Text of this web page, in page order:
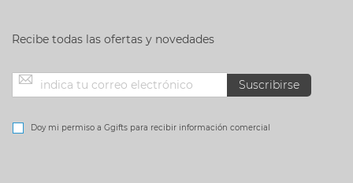
Recibe todas las ofertas y novedades
Inscríbase
a
Suscribirse
Doy mi permiso a Ggifts para recibir información comercial